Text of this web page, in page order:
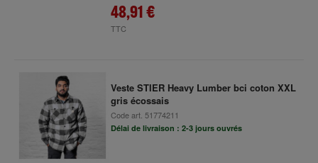
48,91 €
TTC
Veste STIER Heavy Lumber bci coton XXL
gris écossais
Code art. 51774211
Délai de livraison : 2-3 jours ouvrés